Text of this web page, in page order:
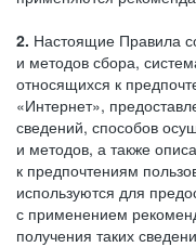
2. Настоящие Правила
и методов сбора,
относящихся к
«Интернет»,
сведений, способов
и методов, а также
к предпочтениям
используются для
с применением
получения таких